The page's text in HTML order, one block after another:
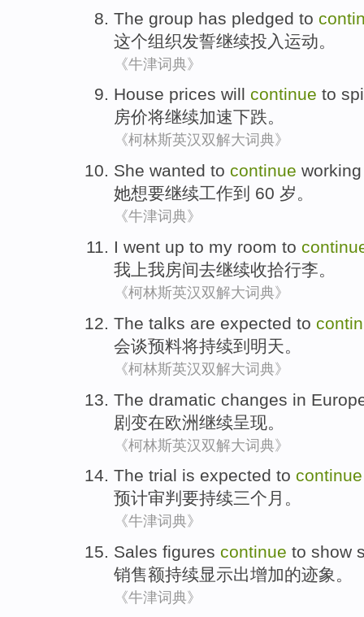
The group has pledged to
这个组织发誓继续投入运动 。
《牛津词典》
House prices will continue to
房价将继续加速下跌。
《柯林斯英汉双解大词典》
She wanted to continue working
她想要继续工作到 60 岁。
《牛津词典》
I went up to my room to
我 上我房间去继续收拾行李。
《柯林斯英汉双解大词典》
The talks are expected to
会谈预料将持续到 明天。
《柯林斯英汉双解大词典》
The dramatic changes in
剧变在欧洲继续呈现。
《柯林斯英汉双解大词典》
The trial is expected to continue
预计审判 要持续三个月 。
《牛津词典》
Sales figures continue to show
销售额持续显示出增加的迹象 。
《牛津词典》